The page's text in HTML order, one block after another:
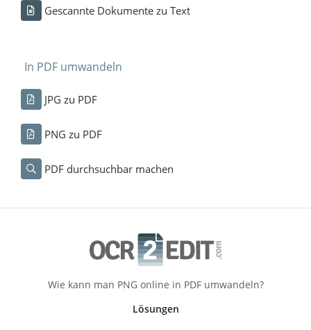
Gescannte Dokumente zu Text
In PDF umwandeln
JPG zu PDF
PNG zu PDF
PDF durchsuchbar machen
Wie kann man PNG online in PDF umwandeln?
Lösungen